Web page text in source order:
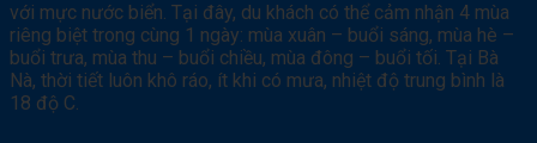
với mực nước biển. Tại đây, du khách có thể cảm nhận 4 mùa
riêng biệt trong cùng 1 ngày: mùa xuân – buổi sáng, mùa hè –
buổi trưa, mùa thu – buổi chiều, mùa đông – buổi tối. Tại Bà
Nà, thời tiết luôn khô ráo, ít khi có mưa, nhiệt độ trung bình là
18 độ C.